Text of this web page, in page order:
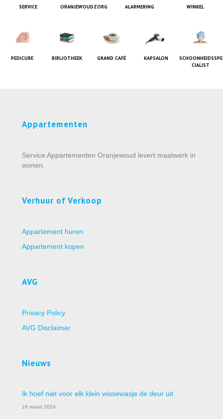
SERVICE ORANJEWOUDZORG ALARMERING WINKEL
PEDICURE BIBLIOTHEEK GRAND CAFÉ KAPSALON
SCHOONHEIDSSPE
CIALIST
Appartementen
Service Appartementen Oranjewoud levert maatwerk in
wonen.
Verhuur of Verkoop
Appartement huren
Appartement kopen
AVG
Privacy Policy
AVG Disclaimer
Nieuws
Ik hoef niet voor elk klein wissewasje de deur uit
16 maart 2024